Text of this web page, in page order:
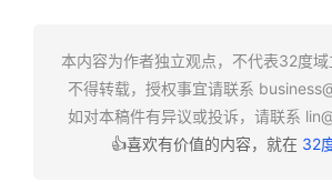
本内容为作者独立观点，不代表32度
不得转载，授权事宜请联系
如对本稿件有异议或投诉，请联系
👍喜欢有价值的内容，就在 32